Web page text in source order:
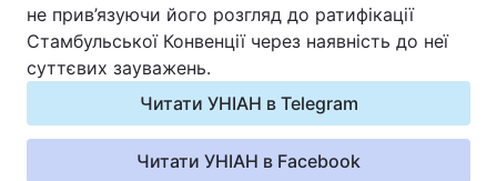
не прив’язуючи його розгляд до ратифікації
Стамбульської Конвенції через наявність до неї
суттєвих зауважень.
Читати УНІАН в Telegram
Читати УНІАН в Facebook